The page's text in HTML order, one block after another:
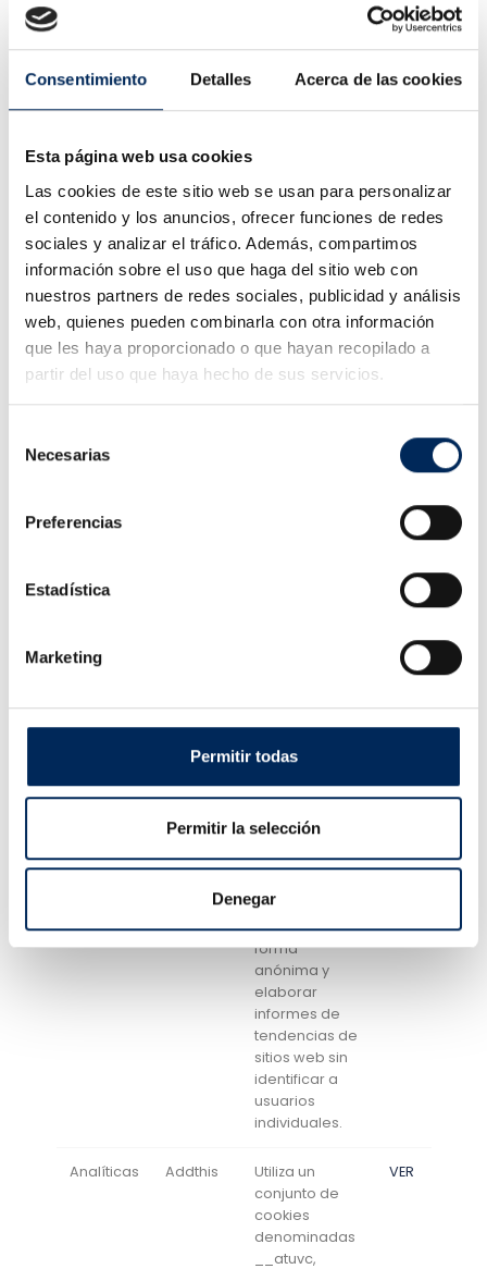
Consentimiento Detalles Acerca de las cookies
Esta página web usa cookies
Las cookies de este sitio web se usan para personalizar
el contenido y los anuncios, ofrecer funciones de redes
sociales y analizar el tráfico. Además, compartimos
información sobre el uso que haga del sitio web con
nuestros partners de redes sociales, publicidad y análisis
web, quienes pueden combinarla con otra información
que les haya proporcionado o que hayan recopilado a
partir del uso que haya hecho de sus servicios.
Necesarias
Preferencias
Estadística
Marketing
Permitir todas
Permitir la selección
Denegar
idioma, el
número de
mostrar por
página …).
Tipo de
cookie
Servicio
de
cookies
Info
Analíticas
Google
Analytics
Google
Analytics es
una
herramienta
gratuita de
análisis web
de Google que
dominio del
sitio en el que
te encuentras
conjunto de
cookies
denominadas
"__utma" y
recopilar
información de
forma
anónima y
elaborar
informes de
tendencias de
sitios web sin
identificar a
usuarios
individuales.
VER
Analíticas Addthis
Utiliza un
conjunto de
cookies
denominadas
__atuvc,
VER